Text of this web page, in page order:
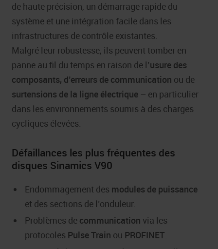
de haute précision, un démarrage rapide du
système et une intégration facile dans les
infrastructures de contrôle existantes.
Malgré leur robustesse, ils peuvent tomber en
panne au fil du temps en raison de l’usure des
composants, d’erreurs de communication ou de
surtensions de la ligne électrique – en particulier
dans les environnements soumis à des charges
cycliques élevées.
Défaillances les plus fréquentes des
disques Sinamics V90
Endommagement des modules de puissance
et des sections de l’onduleur.
Problèmes de communication via les
protocoles Pulse Train ou PROFINET.